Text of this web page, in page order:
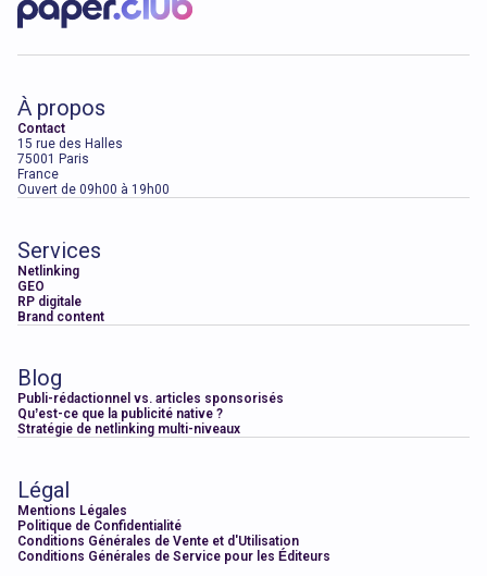
À propos
Contact
15 rue des Halles
75001 Paris
France
Ouvert de 09h00 à 19h00
Services
Netlinking
GEO
RP digitale
Brand content
Blog
Publi-rédactionnel vs. articles sponsorisés
Qu’est-ce que la publicité native ?
Stratégie de netlinking multi-niveaux
Légal
Mentions Légales
Politique de Confidentialité
Conditions Générales de Vente et d'Utilisation
Conditions Générales de Service pour les Éditeurs